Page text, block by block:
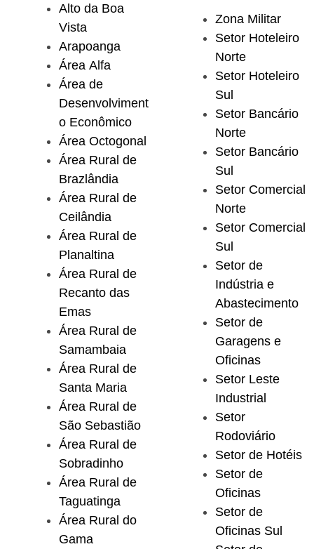
Alto da Boa
Vista
Arapoanga
Área Alfa
Área de
Desenvolviment
o Econômico
Área Octogonal
Área Rural de
Brazlândia
Área Rural de
Ceilândia
Área Rural de
Planaltina
Área Rural de
Recanto das
Emas
Área Rural de
Samambaia
Área Rural de
Santa Maria
Área Rural de
São Sebastião
Área Rural de
Sobradinho
Área Rural de
Taguatinga
Área Rural do
Gama
Zona Militar
Setor Hoteleiro
Norte
Setor Hoteleiro
Sul
Setor Bancário
Norte
Setor Bancário
Sul
Setor Comercial
Norte
Setor Comercial
Sul
Setor de
Indústria e
Abastecimento
Setor de
Garagens e
Oficinas
Setor Leste
Industrial
Setor
Rodoviário
Setor de Hotéis
Setor de
Oficinas
Setor de
Oficinas Sul